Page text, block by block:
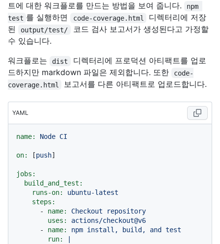
트에 대한 워크플로를 만드는 방법을 보여 줍니다.
npm
test 를 실행하면 code-coverage.html
디렉터리에 저장
된
output/test/
코드 검사 보고서가 생성된다고 가정할
수 있습니다.
워크플로는
dist
디렉터리에 프로덕션 아티팩트를 업로
드하지만 markdown 파일은 제외합니다. 또한
code-
coverage.html
보고서를 다른 아티팩트로 업로드합니다.
YAML
name: Node CI
on: [push]
jobs:
build_and_test:
runs-on:
ubuntu-latest
steps:
-
name: Checkout
repository
uses:
actions/checkout@v6
-
name: npm install, build, and
test
run: